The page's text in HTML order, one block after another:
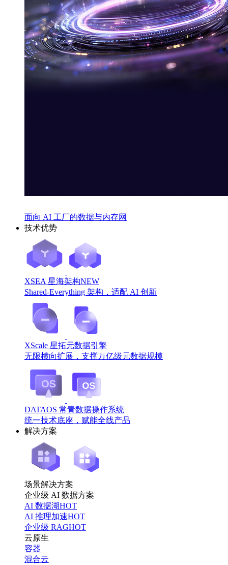
面向 AI 工厂的数据与内存网
技术优势
XSEA 星海架构NEW
Shared-Everything 架构，适配 AI 创新
XScale 星拓元数据引擎
无限横向扩展，支撑万亿级元数据规模
DATAOS 常青数据操作系统
统一技术底座，赋能全线产品
解决方案
场景解决方案
企业级 AI 数据方案
AI 数据湖HOT
AI 推理加速HOT
企业级 RAGHOT
云原生
容器
混合云